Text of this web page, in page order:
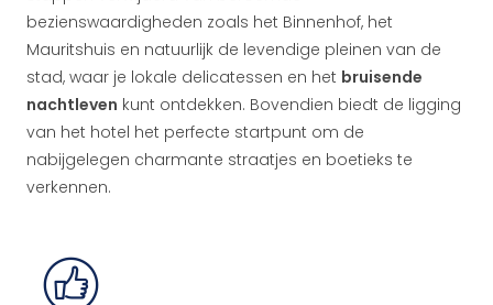
bezienswaardigheden zoals het Binnenhof, het
Mauritshuis en natuurlijk de levendige pleinen van de
stad, waar je lokale delicatessen en het bruisende
nachtleven kunt ontdekken. Bovendien biedt de ligging
van het hotel het perfecte startpunt om de
nabijgelegen charmante straatjes en boetieks te
verkennen.